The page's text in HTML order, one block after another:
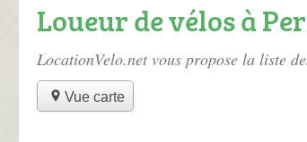
Loueur de vélos à
LocationVelo.net vous propose la liste
Vue carte